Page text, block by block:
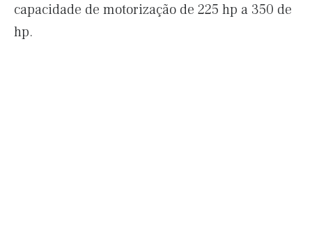
capacidade de motorização de 225 hp a 350 de
hp.